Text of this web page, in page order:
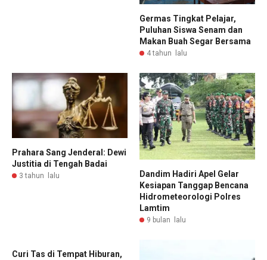
Germas Tingkat Pelajar,
Puluhan Siswa Senam dan
Makan Buah Segar Bersama
4 tahun lalu
Prahara Sang Jenderal: Dewi
Justitia di Tengah Badai
3 tahun lalu
Dandim Hadiri Apel Gelar
Kesiapan Tanggap Bencana
Hidrometeorologi Polres
Lamtim
9 bulan lalu
Curi Tas di Tempat Hiburan,